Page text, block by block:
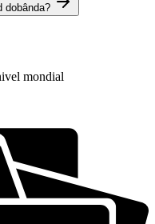
dobânda?
mondial